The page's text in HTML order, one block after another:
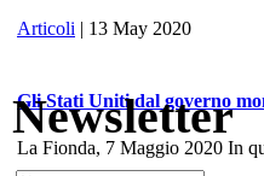
Articoli | 13 May 2020
Gli Stati Uniti dal governo
La Fionda, 7 Maggio 2020 In
Newsletter